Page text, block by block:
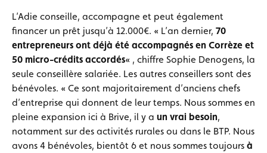
L’Adie conseille, accompagne et peut également
financer un prêt jusqu’à 12.000€. « L’an dernier, 70
entrepreneurs ont déjà été accompagnés en Corrèze et
50 micro-crédits accordés« , chiffre Sophie Denogens, la
seule conseillère salariée. Les autres conseillers sont des
bénévoles. « Ce sont majoritairement d’anciens chefs
d’entreprise qui donnent de leur temps. Nous sommes en
pleine expansion ici à Brive, il y a un vrai besoin,
notamment sur des activités rurales ou dans le BTP. Nous
avons 4 bénévoles, bientôt 6 et nous sommes toujours à